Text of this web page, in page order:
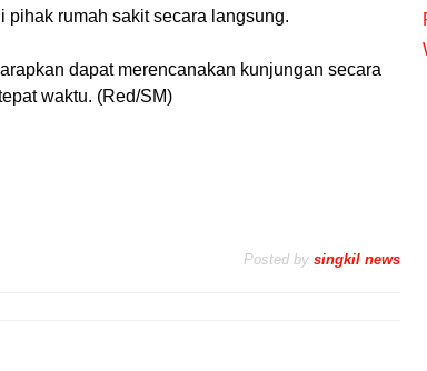
rumah sakit secara langsung.
dapat merencanakan kunjungan secara
waktu. (Red/SM)
Posted by singkil news